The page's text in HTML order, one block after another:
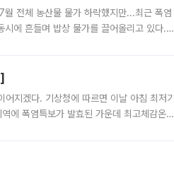
전체 농산물 물가 하락했지만...최근 폭염
에 흔들며 밥상 물가를 끌어올리고 있다.
지겠다. 기상청에 따르면 이날 아침 최저기
폭염특보가 발효된 가운데 최고체감온도